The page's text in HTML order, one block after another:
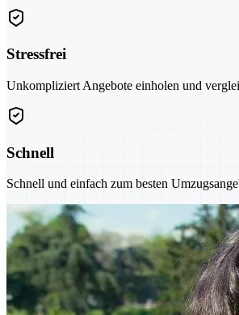
Stressfrei
Unkompliziert Angebote einholen und
Schnell
Schnell und einfach zum besten